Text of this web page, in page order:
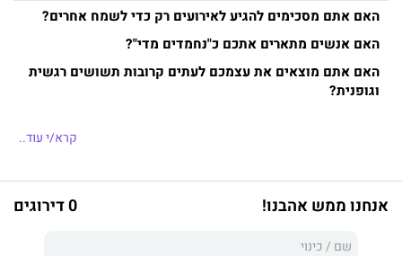
האם אתם מסכימים להגיע לאירועים רק כדי לשמח אחרים?
האם אנשים מתארים אתכם כ"נחמדים מדי"?
האם אתם מוצאים את עצמכם לעתים קרובות תשושים רגשית
וגופנית?
הזולת לפני הצרכים שלנו. כתוצאה מכך, לעתים קרובות לא נשארים
קרא/י עוד..
אנחנו ממש אהבנו! 0 דירוגים